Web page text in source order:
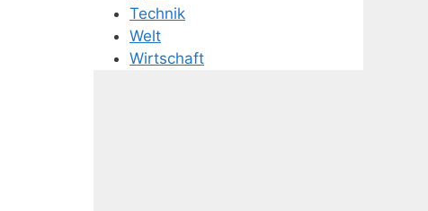
Technik
Welt
Wirtschaft